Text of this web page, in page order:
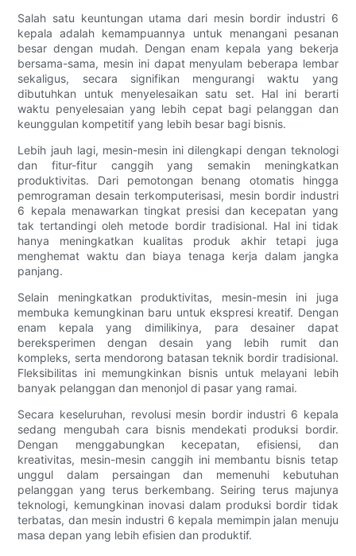
Salah satu keuntungan utama dari mesin bordir industri 6
kepala adalah kemampuannya untuk menangani pesanan
besar dengan mudah. Dengan enam kepala yang bekerja
bersama-sama, mesin ini dapat menyulam beberapa lembar
sekaligus, secara signifikan mengurangi waktu yang
dibutuhkan untuk menyelesaikan satu set. Hal ini berarti
waktu penyelesaian yang lebih cepat bagi pelanggan dan
keunggulan kompetitif yang lebih besar bagi bisnis.
Lebih jauh lagi, mesin-mesin ini dilengkapi dengan teknologi
dan fitur-fitur canggih yang semakin meningkatkan
produktivitas. Dari pemotongan benang otomatis hingga
pemrograman desain terkomputerisasi, mesin bordir industri
6 kepala menawarkan tingkat presisi dan kecepatan yang
tak tertandingi oleh metode bordir tradisional. Hal ini tidak
hanya meningkatkan kualitas produk akhir tetapi juga
menghemat waktu dan biaya tenaga kerja dalam jangka
panjang.
Selain meningkatkan produktivitas, mesin-mesin ini juga
membuka kemungkinan baru untuk ekspresi kreatif. Dengan
enam kepala yang dimilikinya, para desainer dapat
bereksperimen dengan desain yang lebih rumit dan
kompleks, serta mendorong batasan teknik bordir tradisional.
Fleksibilitas ini memungkinkan bisnis untuk melayani lebih
banyak pelanggan dan menonjol di pasar yang ramai.
Secara keseluruhan, revolusi mesin bordir industri 6 kepala
sedang mengubah cara bisnis mendekati produksi bordir.
Dengan menggabungkan kecepatan, efisiensi, dan
kreativitas, mesin-mesin canggih ini membantu bisnis tetap
unggul dalam persaingan dan memenuhi kebutuhan
pelanggan yang terus berkembang. Seiring terus majunya
teknologi, kemungkinan inovasi dalam produksi bordir tidak
terbatas, dan mesin industri 6 kepala memimpin jalan menuju
masa depan yang lebih efisien dan produktif.